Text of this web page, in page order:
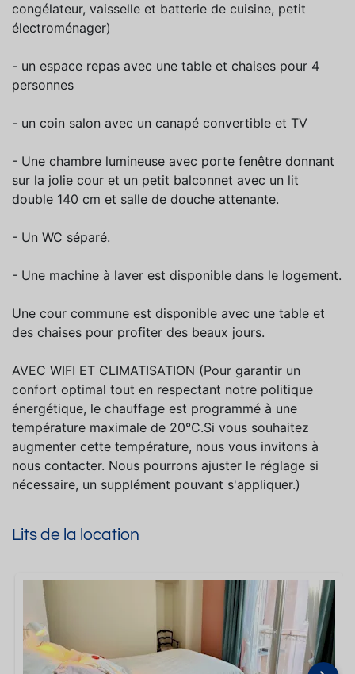
congélateur, vaisselle et batterie de cuisine, petit
électroménager)
- un espace repas avec une table et chaises pour 4
personnes
- un coin salon avec un canapé convertible et TV
- Une chambre lumineuse avec porte fenêtre donnant
sur la jolie cour et un petit balconnet avec un lit
double 140 cm et salle de douche attenante.
- Un WC séparé.
- Une machine à laver est disponible dans le logement.
Une cour commune est disponible avec une table et
des chaises pour profiter des beaux jours.
AVEC WIFI ET CLIMATISATION (Pour garantir un
confort optimal tout en respectant notre politique
énergétique, le chauffage est programmé à une
température maximale de 20°C.Si vous souhaitez
augmenter cette température, nous vous invitons à
nous contacter. Nous pourrons ajuster le réglage si
nécessaire, un supplément pouvant s'appliquer.)
Lits de la location